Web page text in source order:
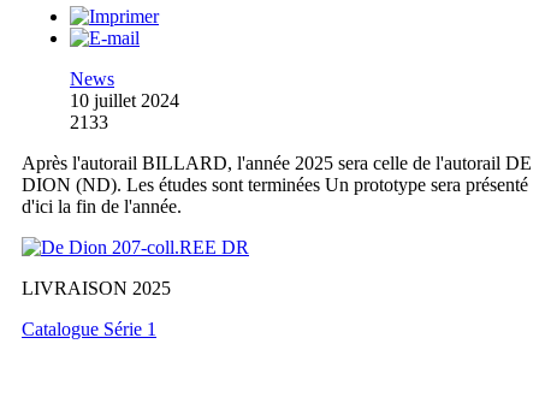
News
10 juillet 2024
2133
Après l'autorail BILLARD, l'année 2025 sera celle de l'autorail DE
DION (ND). Les études sont terminées Un prototype sera présenté
d'ici la fin de l'année.
LIVRAISON 2025
Catalogue Série 1